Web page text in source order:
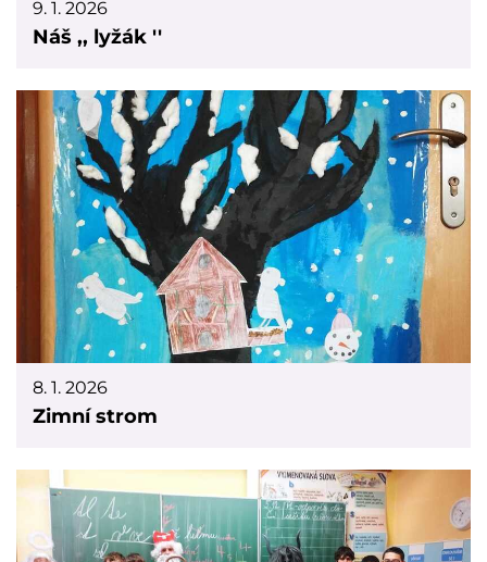
9. 1. 2026
Náš ,, lyžák ''
8. 1. 2026
Zimní strom